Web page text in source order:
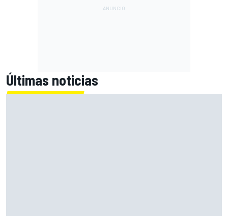
Últimas noticias